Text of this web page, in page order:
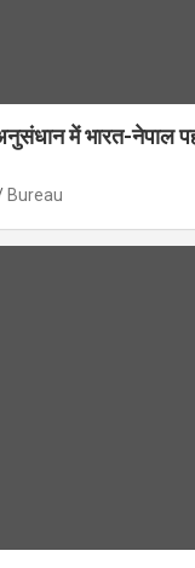
में भारत-नेपाल
Bureau